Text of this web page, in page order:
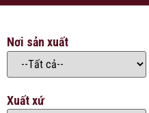
Nơi sản xuất
Xuất xứ